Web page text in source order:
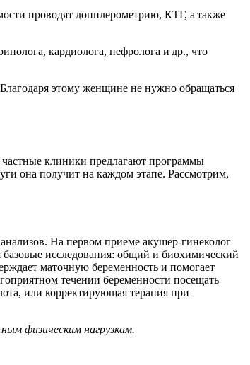
проводят допплерометрию, КТГ, а также
кардиолога, нефролога и др., что
этому женщине не нужно обращаться
клиники предлагают программы
она получит на каждом этапе. Рассмотрим,
На первом приеме акушер‑гинеколог
исследования: общий и биохимический
маточную беременность и помогает
течении беременности посещать
или корректирующая терапия при
физическим нагрузкам.